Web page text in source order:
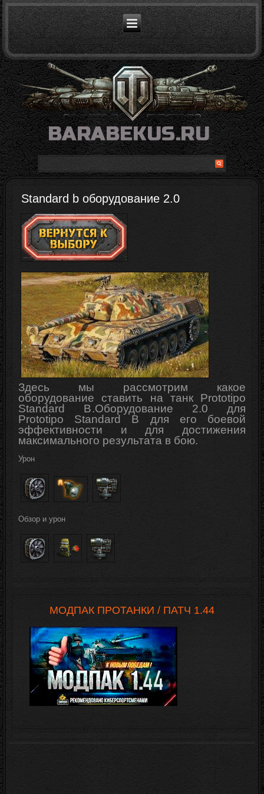
Standard b оборудование 2.0
Здесь мы рассмотрим какое
оборудование ставить на танк Prototipo
Standard B.Оборудование 2.0 для
Prototipo Standard B для его боевой
эффективности и для достижения
максимального результата в бою.
Урон
Обзор и урон
МОДПАК ПРОТАНКИ / ПАТЧ 1.44